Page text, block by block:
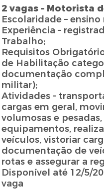
2 vagas – Motorista
Escolaridade –
Experiência –
Trabalho;
Requisitos
de Habilitação
documentação
militar);
Atividades –
cargas em geral,
volumosas e
equipamentos,
veículos, vistoriar
documentação de
rotas e assegurar a
Disponível até 12/5/
vaga